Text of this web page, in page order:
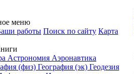
меню
работы Поиск по сайту Карта
Астрономия Аэронавтика
(физ) География (эк) Геодезия